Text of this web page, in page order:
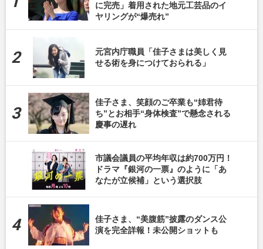
に完売」着用された地元工芸品のイ
ヤリングが“爆売れ”
元宮内庁職員「佳子さまは美しく見
せる術を身につけておられる」
佳子さま、笑顔のご卒業も“姉君待
ち”とお相手“身体検査”で懸念される
慶事の遅れ
市議会議員の平均年収は約700万円！
ドラマ『銀河の一票』のように「あ
なたが立候補」という選択肢
佳子さま、“美腹筋”披露のダンス公
演を完全詳報！未公開ショットも